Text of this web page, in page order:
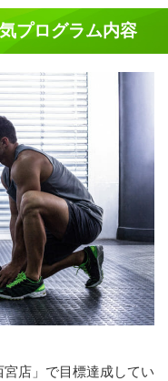
プログラム内容
店」で目標達成してい